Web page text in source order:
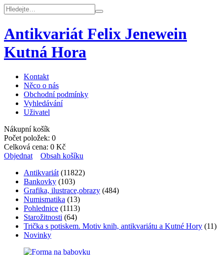
Antikvariát Felix Jenewein
Kutná Hora
Kontakt
Něco o nás
Obchodní podmínky
Vyhledávání
Uživatel
Nákupní košík
Počet položek: 0
Celková cena: 0 Kč
Objednat
Obsah košíku
Antikvariát (11822)
Bankovky (103)
Grafika, ilustrace,obrazy (484)
Numismatika (13)
Pohlednice (1113)
Starožitnosti (64)
Trička s potiskem. Motiv knih, antikvariátu a Kutné Hory (11)
Novinky